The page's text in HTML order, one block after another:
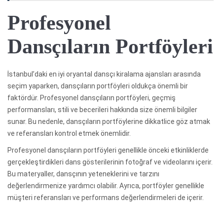
Profesyonel
Dansçıların Portföyleri
İstanbul’daki en iyi oryantal dansçı kiralama ajansları arasında
seçim yaparken, dansçıların portföyleri oldukça önemli bir
faktördür. Profesyonel dansçıların portföyleri, geçmiş
performansları, stili ve becerileri hakkında size önemli bilgiler
sunar. Bu nedenle, dansçıların portföylerine dikkatlice göz atmak
ve referansları kontrol etmek önemlidir.
Profesyonel dansçıların portföyleri genellikle önceki etkinliklerde
gerçekleştirdikleri dans gösterilerinin fotoğraf ve videolarını içerir.
Bu materyaller, dansçının yeteneklerini ve tarzını
değerlendirmenize yardımcı olabilir. Ayrıca, portföyler genellikle
müşteri referansları ve performans değerlendirmeleri de içerir.